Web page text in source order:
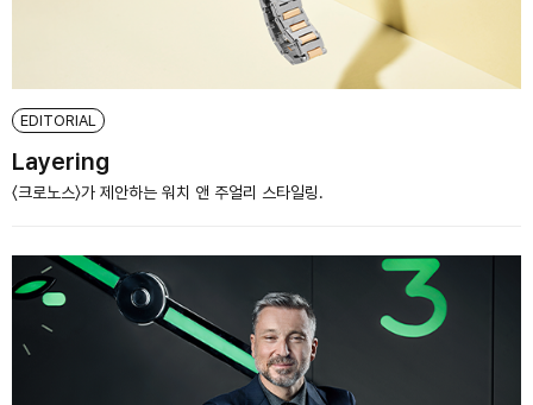
EDITORIAL
Layering
〈크로노스〉가 제안하는 워치 앤 주얼리 스타일링.